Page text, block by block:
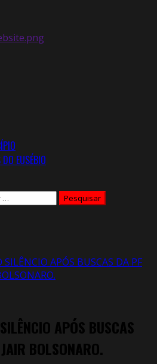
EUSÉBIO
SILÊNCIO APÓS BUSCAS DA PF
APÓS BUSCAS
BOLSONARO.